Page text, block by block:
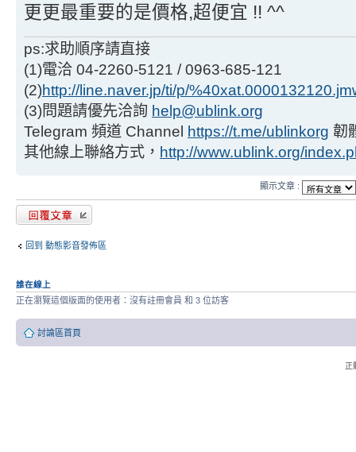
更更最重要的是價格,超便宜 !! ^^
ps:求助順序請直接
(1)電洽 04-2260-5121 / 0963-685-121
(2)http://line.naver.jp/ti/p/
(3)問題請優先洽詢 help@ublink.org
Telegram 頻道 Channel
https://t.me/ublinkorg 韌
其他線上聯絡方式， http://www.ublink.org/
顯示文章 :
發表回覆
回到 動態影音發佈區
誰在線上
正在瀏覽這個版面的使用者：沒有註冊會員 和 3 位訪客
討論區首頁
正